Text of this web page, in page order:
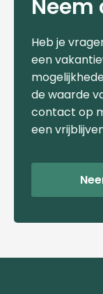
Heb je
een
de waarde
contact op
een